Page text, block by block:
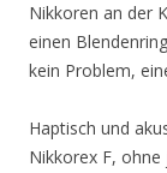
Nikkoren an der
einen
kein Problem,
Haptisch und
Nikkorex F,